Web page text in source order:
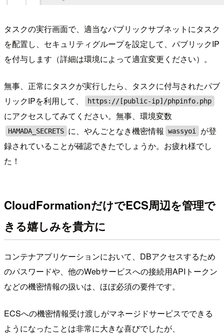
タスクの実行画面で、適当なパブリックサブネットにタスク
を配置し、セキュリティグループを設定して、パブリックIP
を付与します（詳細は環境によって適宜変更ください）。
無事、正常にタスクが実行したら、タスクに付与されたパブ
リックIPを利用して、
https://[public-ip]/phpinfo.php
にアクセスしてみてください。無事、環境変数
HAMADA_SECRETS に、やんごとなき機密情報 wassyoi
が登
録されていることが確認できたでしょうか。お疲れ様でし
た！
CloudFormationだけでECS周辺を管理で
きる嬉しみを貴方に
コンテナアプリケーションにおいて、DBアクセスするため
のパスワードや、他のWebサービスへの接続用APIトークン
などの機密情報の扱いは、ほぼ必須の要件です。
ECSへの機密情報受け渡しがマネージドサービスでできる
ようになったことは非常に大きな喜びでしたが、